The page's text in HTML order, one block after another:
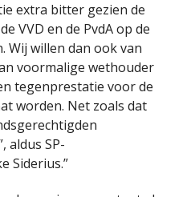
extra bitter gezien de
VVD en de PvdA op de
Wij willen dan ook van
voormalige wethouder
tegenprestatie voor de
worden. Net zoals dat
aldus SP-
Siderius.”